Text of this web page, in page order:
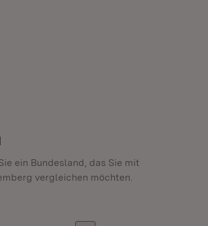
ein Bundesland, das Sie mit
vergleichen möchten.